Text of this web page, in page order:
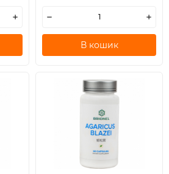
В кошик